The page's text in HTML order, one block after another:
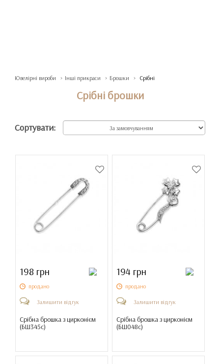
Ювелірні вироби Інші прикраси Брошки Срібні
Срібні брошки
Сортувати:
198 грн
продано
Залишити відгук
Срібна брошка з цирконієм
(БШ345с)
194 грн
продано
Залишити відгук
Срібна брошка з цирконієм
(БШ048с)